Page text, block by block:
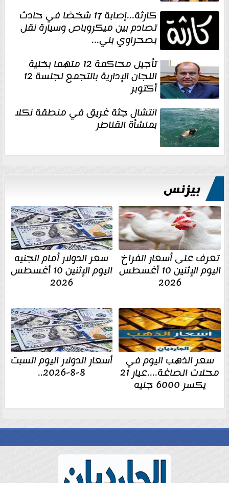
كارثة...إصابة 17 شخصًا في حادث
تصادم بين ميكروباص وسيارة نقل
بصحراوي بني...
تأجيل محاكمة 12 متهما بخلية
اللجان الإدارية بالتجمع لجلسة 12
أكتوبر
انتشال جثة غريق في منطقة نكلا
بمنشأة القناطر
بيزنس
تعرف على أسعار الفراخ
اليوم الإثنين 10 أغسطس
2026
سعر الدولار أمام الجنيه
اليوم الإثنين 10 أغسطس
2026
سعر الذهب اليوم في
محلات الصاغة....عيار 21
يكسر 6000 جنيه
أسعار الدولار اليوم السبت
8-8-2026..